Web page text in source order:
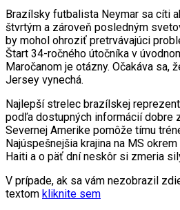
Brazílsky futbalista Neymar sa cíti
štvrtým a zároveň posledným
by mohol ohroziť pretrvávajúci
Štart 34-ročného útočníka v
Maročanom je otázny. Očakáva sa,
Jersey vynechá.
Najlepší strelec brazílskej
podľa dostupných informácií dobre
Severnej Amerike pomôže tímu
Najúspešnejšia krajina na MS
Haiti a o päť dní neskôr si zmeria
V prípade, ak sa vám nezobrazil
textom kliknite sem